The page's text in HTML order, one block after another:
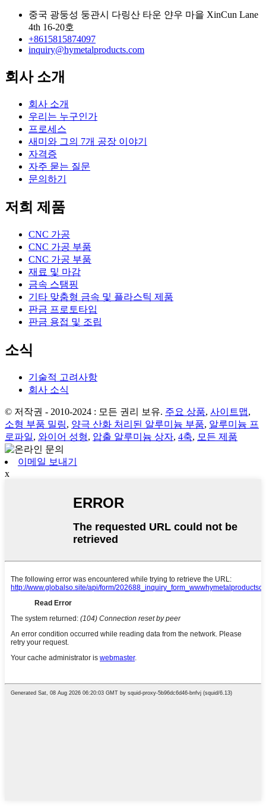
중국 광둥성 둥관시 다링산 타운 얀우 마을 XinCun Lane
4th 16-20호
+8615815874097
inquiry@hymetalproducts.com
회사 소개
회사 소개
우리는 누구인가
프로세스
새미와 그의 7개 공장 이야기
자격증
자주 묻는 질문
문의하기
저희 제품
CNC 가공
CNC 가공 부품
CNC 가공 부품
재료 및 마감
금속 스탬핑
기타 맞춤형 금속 및 플라스틱 제품
판금 프로토타입
판금 용접 및 조립
소식
기술적 고려사항
회사 소식
© 저작권 - 2010-2024 : 모든 권리 보유. 주요 상품, 사이트맵,
소형 부품 밀링, 양극 산화 처리된 알루미늄 부품, 알루미늄 프
로파일, 와이어 성형, 압출 알루미늄 상자, 4축, 모든 제품
이메일 보내기
x